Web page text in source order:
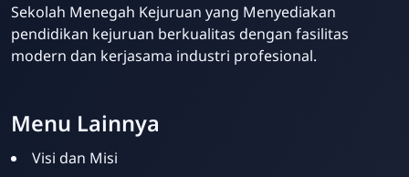
Sekolah Menegah Kejuruan yang Menyediakan
pendidikan kejuruan berkualitas dengan fasilitas
modern dan kerjasama industri profesional.
Menu Lainnya
Visi dan Misi